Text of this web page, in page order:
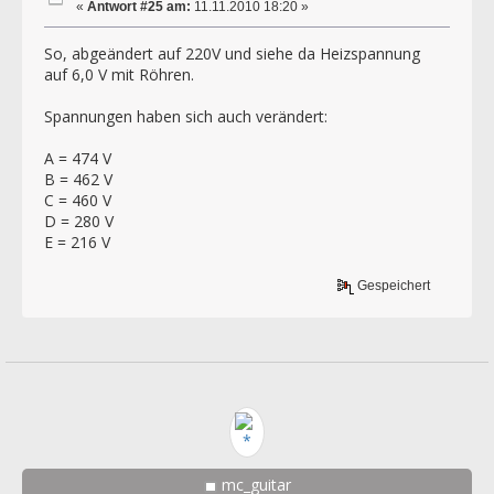
« Antwort #25 am: 11.11.2010 18:20 »
So, abgeändert auf 220V und siehe da Heizspannung
auf 6,0 V mit Röhren.
Spannungen haben sich auch verändert:
A = 474 V
B = 462 V
C = 460 V
D = 280 V
E = 216 V
Gespeichert
mc_guitar